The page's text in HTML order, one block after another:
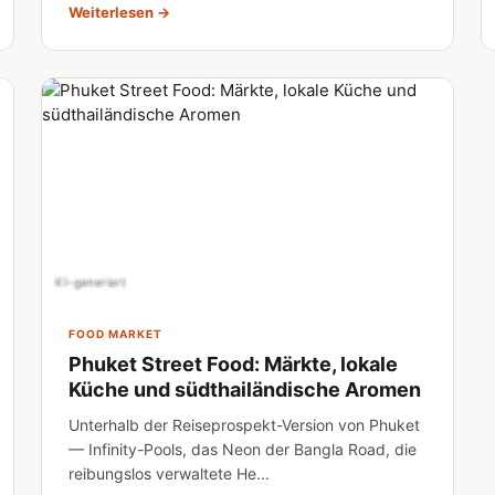
Weiterlesen →
KI-generiert
FOOD MARKET
Phuket Street Food: Märkte, lokale
Küche und südthailändische Aromen
Unterhalb der Reiseprospekt-Version von Phuket
— Infinity-Pools, das Neon der Bangla Road, die
reibungslos verwaltete He...